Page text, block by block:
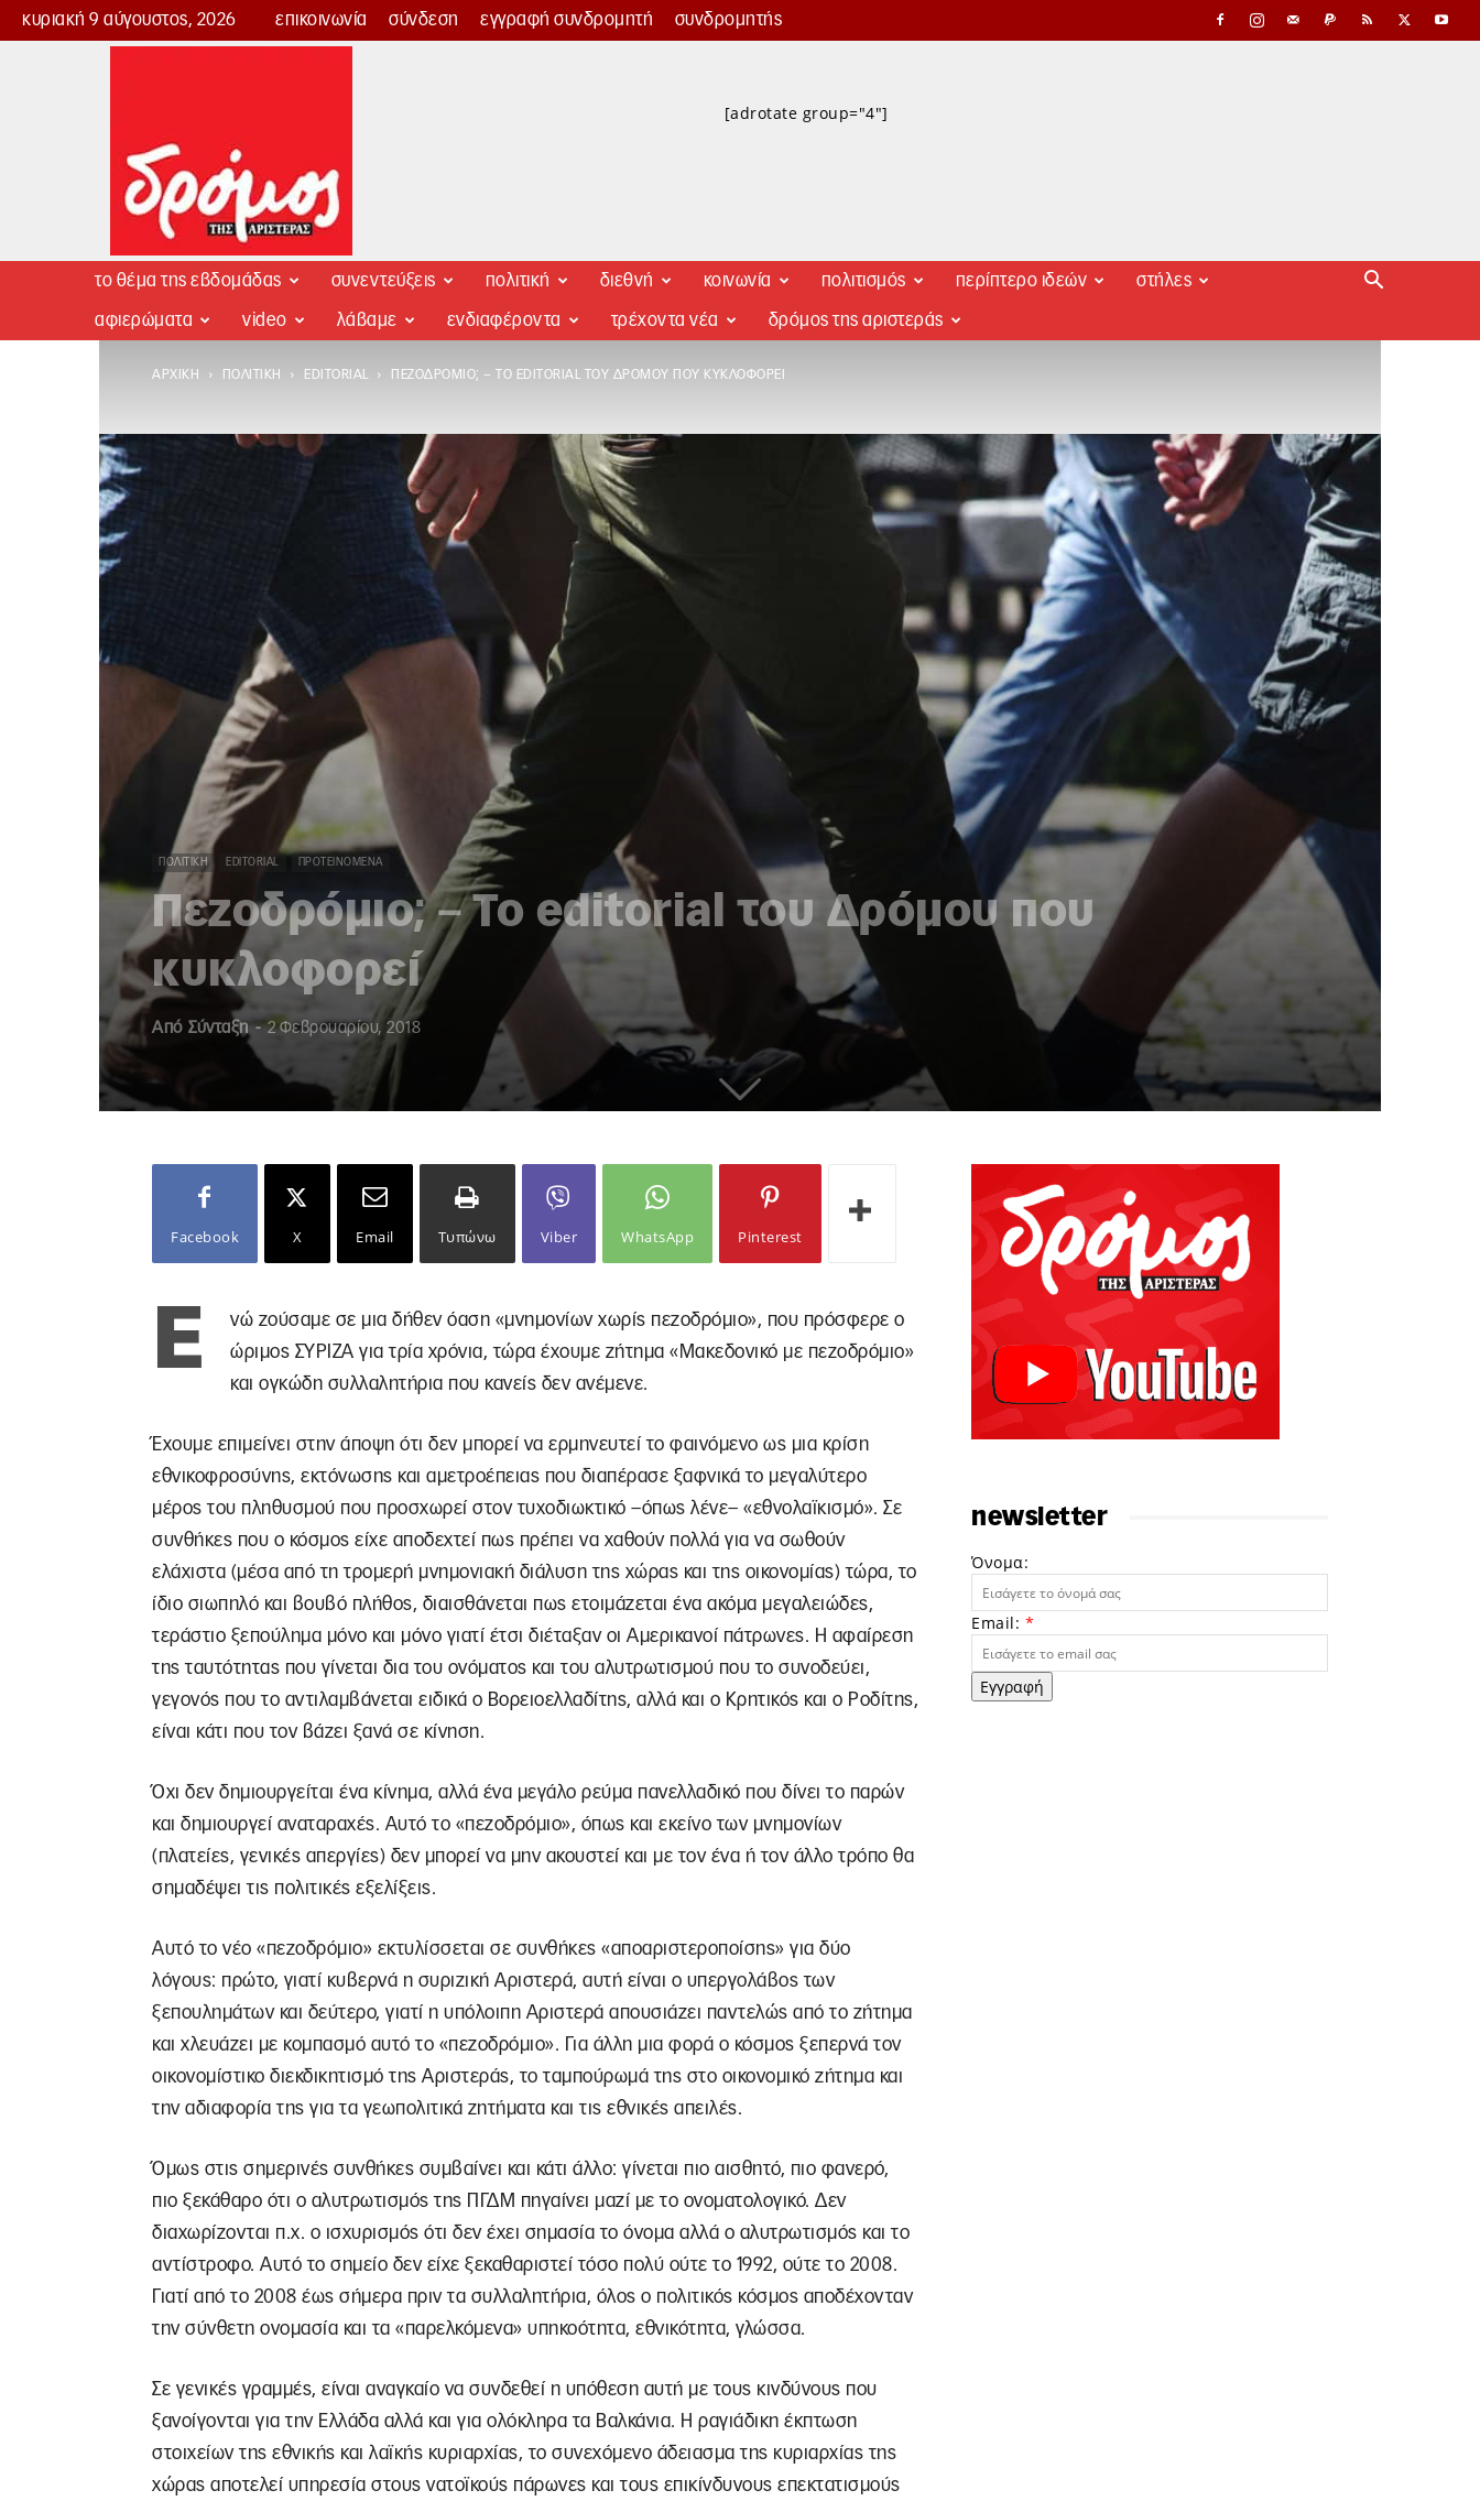
κυριακή 9 αύγουστος, 2026 επικοινωνία σύνδεση εγγραφή συνδρομητή συνδρομητής
Δρόμος
[adrotate group="4"]
το θέμα της εβδομάδας συνεντεύξεις πολιτική διεθνή κοινωνία πολιτισμός περίπτερο ιδεών στήλες
αφιερώματα video λάβαμε ενδιαφέροντα τρέχοντα νέα δρόμος της αριστεράς
ΑΡΧΙΚΉ ΠΟΛΙΤΙΚΉ EDITORIAL ΠΕΖΟΔΡΌΜΙΟ; – ΤΟ EDITORIAL ΤΟΥ ΔΡΌΜΟΥ ΠΟΥ ΚΥΚΛΟΦΟΡΕΊ
ΠΟΛΙΤΙΚΉ EDITORIAL ΠΡΟΤΕΙΝΌΜΕΝΑ
Πεζοδρόμιο; – Το editorial του Δρόμου που
κυκλοφορεί
Από Σύνταξη - 2 Φεβρουαρίου, 2018
Facebook X Email Τυπώνω Viber WhatsApp Pinterest
Ε
νώ ζούσαμε σε μια δήθεν όαση «μνημονίων χωρίς πεζοδρόμιο», που πρόσφερε ο
ώριμος ΣΥΡΙΖΑ για τρία χρόνια, τώρα έχουμε ζήτημα «Μακεδονικό με πεζοδρόμιο»
και ογκώδη συλλαλητήρια που κανείς δεν ανέμενε.
Έχουμε επιμείνει στην άποψη ότι δεν μπορεί να ερμηνευτεί το φαινόμενο ως μια κρίση
εθνικοφροσύνης, εκτόνωσης και αμετροέπειας που διαπέρασε ξαφνικά το μεγαλύτερο
μέρος του πληθυσμού που προσχωρεί στον τυχοδιωκτικό –όπως λένε– «εθνολαϊκισμό». Σε
συνθήκες που ο κόσμος είχε αποδεχτεί πως πρέπει να χαθούν πολλά για να σωθούν
ελάχιστα (μέσα από τη τρομερή μνημονιακή διάλυση της χώρας και της οικονομίας) τώρα, το
ίδιο σιωπηλό και βουβό πλήθος, διαισθάνεται πως ετοιμάζεται ένα ακόμα μεγαλειώδες,
τεράστιο ξεπούλημα μόνο και μόνο γιατί έτσι διέταξαν οι Αμερικανοί πάτρωνες. Η αφαίρεση
της ταυτότητας που γίνεται δια του ονόματος και του αλυτρωτισμού που το συνοδεύει,
γεγονός που το αντιλαμβάνεται ειδικά ο Βορειοελλαδίτης, αλλά και ο Κρητικός και ο Ροδίτης,
είναι κάτι που τον βάζει ξανά σε κίνηση.
Όχι δεν δημιουργείται ένα κίνημα, αλλά ένα μεγάλο ρεύμα πανελλαδικό που δίνει το παρών
και δημιουργεί αναταραχές. Αυτό το «πεζοδρόμιο», όπως και εκείνο των μνημονίων
(πλατείες, γενικές απεργίες) δεν μπορεί να μην ακουστεί και με τον ένα ή τον άλλο τρόπο θα
σημαδέψει τις πολιτικές εξελίξεις.
Αυτό το νέο «πεζοδρόμιο» εκτυλίσσεται σε συνθήκες «αποαριστεροποίσης» για δύο
λόγους: πρώτο, γιατί κυβερνά η συριζική Αριστερά, αυτή είναι ο υπεργολάβος των
ξεπουλημάτων και δεύτερο, γιατί η υπόλοιπη Αριστερά απουσιάζει παντελώς από το ζήτημα
και χλευάζει με κομπασμό αυτό το «πεζοδρόμιο». Για άλλη μια φορά ο κόσμος ξεπερνά τον
οικονομίστικο διεκδικητισμό της Αριστεράς, το ταμπούρωμά της στο οικονομικό ζήτημα και
την αδιαφορία της για τα γεωπολιτικά ζητήματα και τις εθνικές απειλές.
Όμως στις σημερινές συνθήκες συμβαίνει και κάτι άλλο: γίνεται πιο αισθητό, πιο φανερό,
πιο ξεκάθαρο ότι ο αλυτρωτισμός της ΠΓΔΜ πηγαίνει μαζί με το ονοματολογικό. Δεν
διαχωρίζονται π.χ. ο ισχυρισμός ότι δεν έχει σημασία το όνομα αλλά ο αλυτρωτισμός και το
αντίστροφο. Αυτό το σημείο δεν είχε ξεκαθαριστεί τόσο πολύ ούτε το 1992, ούτε το 2008.
Γιατί από το 2008 έως σήμερα πριν τα συλλαλητήρια, όλος ο πολιτικός κόσμος αποδέχονταν
την σύνθετη ονομασία και τα «παρελκόμενα» υπηκοότητα, εθνικότητα, γλώσσα.
Σε γενικές γραμμές, είναι αναγκαίο να συνδεθεί η υπόθεση αυτή με τους κινδύνους που
ξανοίγονται για την Ελλάδα αλλά και για ολόκληρα τα Βαλκάνια. Η ραγιάδικη έκπτωση
στοιχείων της εθνικής και λαϊκής κυριαρχίας, το συνεχόμενο άδειασμα της κυριαρχίας της
χώρας αποτελεί υπηρεσία στους νατοϊκούς πάρωνες και τους επικίνδυνους επεκτατισμούς
newsletter
Όνομα:
Email: *
Εγγραφή